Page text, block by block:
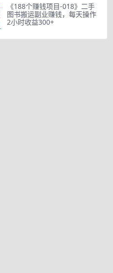
《188个赚钱项目-018》二手
图书搬运副业赚钱，每天操作
2小时收益300+